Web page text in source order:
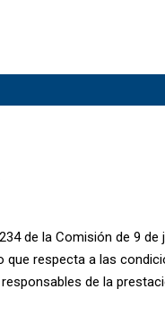
de la Comisión de 9
que respecta a las
de la